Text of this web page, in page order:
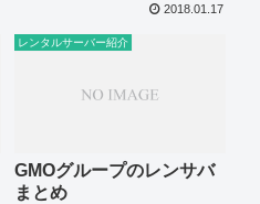
2018.01.17
レンタルサーバー紹介
GMOグループのレンサバ
まとめ